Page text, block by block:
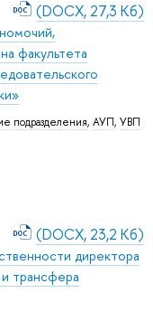
факультета
подразделения, АУП, УВП
(DOCX, 27,3 Кб)
директора
трансфера
(DOCX, 23,2 Кб)